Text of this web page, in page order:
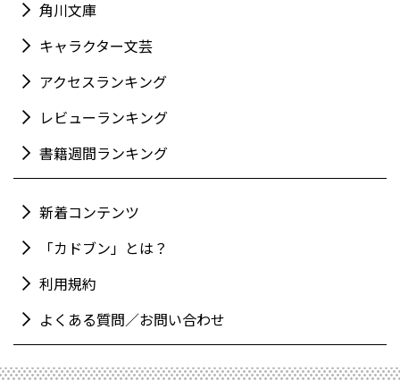
角川文庫
キャラクター文芸
アクセスランキング
レビューランキング
書籍週間ランキング
新着コンテンツ
「カドブン」とは？
利用規約
よくある質問／お問い合わせ